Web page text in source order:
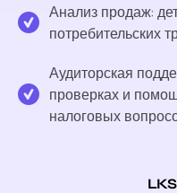
Анализ продаж:
потребительских
Аудиторская
проверках и
налоговых